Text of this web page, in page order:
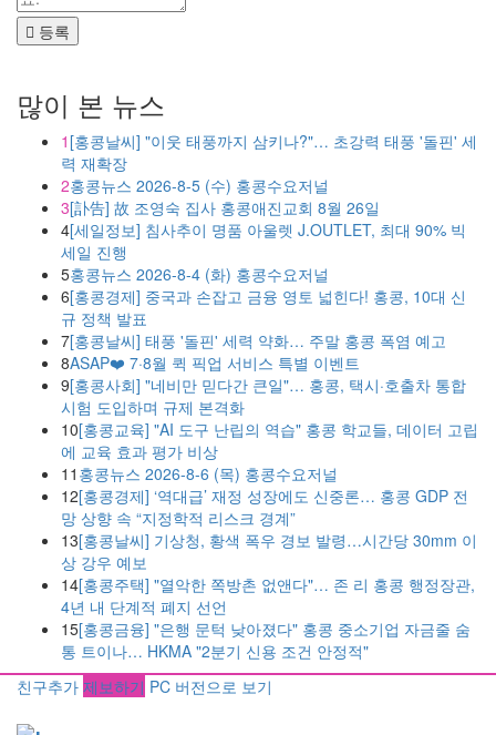
등록
많이 본 뉴스
1 [홍콩날씨] "이웃 태풍까지 삼키나?"… 초강력 태풍 '돌핀' 세
력 재확장
2홍콩뉴스 2026-8-5 (수) 홍콩수요저널
3[訃告] 故 조영숙 집사 홍콩애진교회 8월 26일
4[세일정보] 침사추이 명품 아울렛 J.OUTLET, 최대 90% 빅
세일 진행
5홍콩뉴스 2026-8-4 (화) 홍콩수요저널
6[홍콩경제] 중국과 손잡고 금융 영토 넓힌다! 홍콩, 10대 신
규 정책 발표
7[홍콩날씨] 태풍 '돌핀' 세력 약화… 주말 홍콩 폭염 예고
8ASAP❤️ 7·8월 퀵 픽업 서비스 특별 이벤트
9[홍콩사회] "네비만 믿다간 큰일"… 홍콩, 택시·호출차 통합
시험 도입하며 규제 본격화
10[홍콩교육] "AI 도구 난립의 역습" 홍콩 학교들, 데이터 고립
에 교육 효과 평가 비상
11 홍콩뉴스 2026-8-6 (목) 홍콩수요저널
12[홍콩경제] ‘역대급’ 재정 성장에도 신중론… 홍콩 GDP 전
망 상향 속 “지정학적 리스크 경계”
13[홍콩날씨] 기상청, 황색 폭우 경보 발령…시간당 30mm 이
상 강우 예보
14[홍콩주택] "열악한 쪽방촌 없앤다"… 존 리 홍콩 행정장관,
4년 내 단계적 폐지 선언
15[홍콩금융] "은행 문턱 낮아졌다" 홍콩 중소기업 자금줄 숨
통 트이나… HKMA "2분기 신용 조건 안정적"
친구추가 제보하기 PC 버전으로 보기